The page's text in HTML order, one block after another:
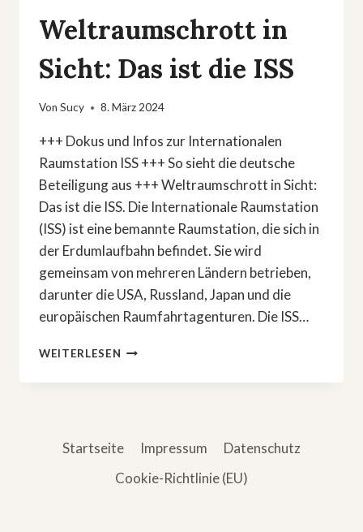
Weltraumschrott in
Sicht: Das ist die ISS
Von Sucy 8. März 2024
+++ Dokus und Infos zur Internationalen
Raumstation ISS +++ So sieht die deutsche
Beteiligung aus +++ Weltraumschrott in Sicht:
Das ist die ISS. Die Internationale Raumstation
(ISS) ist eine bemannte Raumstation, die sich in
der Erdumlaufbahn befindet. Sie wird
gemeinsam von mehreren Ländern betrieben,
darunter die USA, Russland, Japan und die
europäischen Raumfahrtagenturen. Die ISS…
WEITERLESEN WELTRAUMSCHROTT
SICHT:
ISS
Startseite Impressum
Datenschutz
Cookie-Richtlinie (EU)